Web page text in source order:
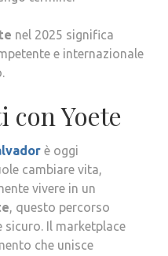
nel 2025 significa
e internazionale
con Yoete
è oggi
cambiare vita,
vivere in un
, questo percorso
Il marketplace
che unisce